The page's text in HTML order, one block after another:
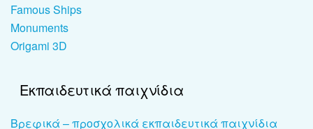
Famous Ships
Monuments
Origami 3D
Εκπαιδευτικά παιχνίδια
Βρεφικά – προσχολικά εκπαιδευτικά παιχνίδια